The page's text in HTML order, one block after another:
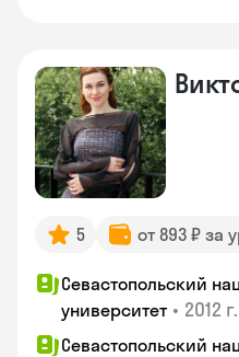
5 от 893 ₽ за
Севастопольский
университет • 2012 г.
Севастопольский